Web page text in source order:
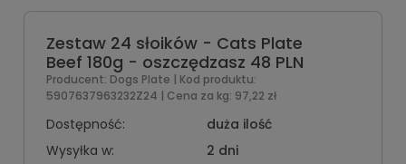
Zestaw 24 słoików - Cats Plate
Beef 180g - oszczędzasz 48 PLN
Producent: Dogs Plate | Kod produktu:
5907637963232Z24 | Cena za kg: 97,22 zł
Dostępność:
duża ilość
Wysyłka w:
2 dni